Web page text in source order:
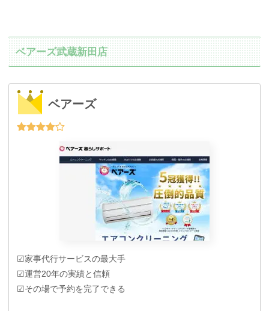
ベアーズ武蔵新田店
ベアーズ
☑家事代行サービスの最大手
☑運営20年の実績と信頼
☑その場で予約を完了できる